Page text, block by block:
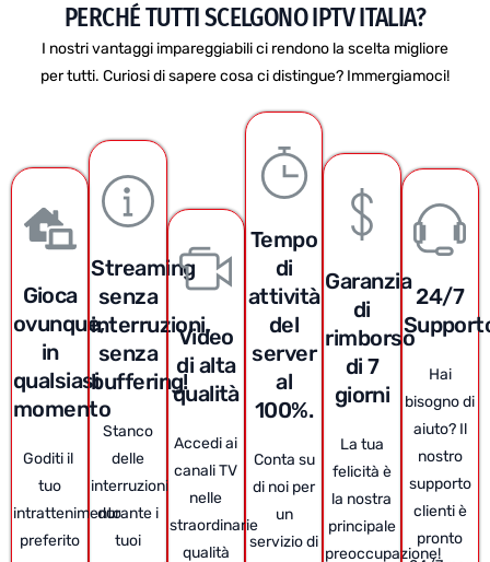
PERCHÉ TUTTI SCELGONO IPTV ITALIA?
I nostri vantaggi impareggiabili ci rendono la scelta migliore
per tutti. Curiosi di sapere cosa ci distingue? Immergiamoci!
Gioca
ovunque,
in
qualsiasi
momento
Goditi il ​​
tuo
intrattenimento
preferito
Streaming
senza
interruzioni,
senza
buffering!
Stanco
delle
interruzioni
durante i
tuoi
Video
di alta
qualità
Accedi ai
canali TV
nelle
straordinarie
qualità
Tempo
di
attività
del
server
al
100%.
Conta su
di noi per
un
servizio di
Garanzia
di
rimborso
di 7
giorni
La tua
felicità è
la nostra
principale
preoccupazione!
24/7
Hai
bisogno di
aiuto? Il
nostro
supporto
clienti è
pronto